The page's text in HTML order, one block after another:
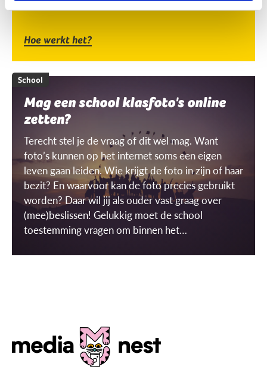
Hoe werkt het?
School
Mag een school klasfoto's online
zetten?
Terecht stel je de vraag of dit wel mag. Want
foto’s kunnen op het internet soms een eigen
leven gaan leiden. Wie krijgt de foto in zijn of haar
bezit? En waarvoor kan de foto precies gebruikt
worden? Daar wil jij als ouder vast graag over
(mee)beslissen! Gelukkig moet de school
toestemming vragen om binnen het
maken én gebruiken. Maar wat is dat dan, een